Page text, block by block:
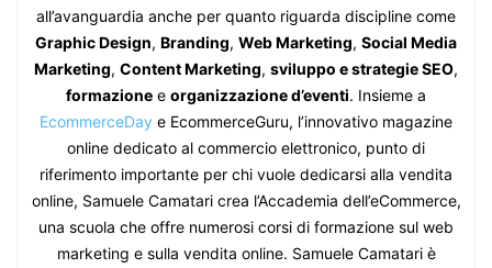
all’avanguardia anche per quanto riguarda discipline come
Graphic Design, Branding, Web Marketing, Social Media
Marketing, Content Marketing, sviluppo e strategie SEO,
formazione e organizzazione d’eventi. Insieme a
EcommerceDay e EcommerceGuru, l’innovativo magazine
online dedicato al commercio elettronico, punto di
riferimento importante per chi vuole dedicarsi alla vendita
online, Samuele Camatari crea l’Accademia dell’eCommerce,
una scuola che offre numerosi corsi di formazione sul web
marketing e sulla vendita online. Samuele Camatari è